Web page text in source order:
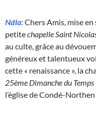
Ndla: Chers Amis, mise
petitechapelle Saint
au culte, grâce au
généreux et talentueux
cette « renaissance », la
25ème Dimanche du
l’église de Condé-Northen